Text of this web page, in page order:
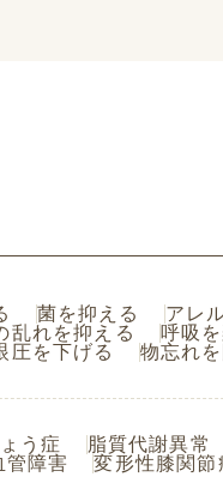
菌を抑える アレ
乱れを抑える 呼吸
圧を下げる 物忘れ
う症 脂質代謝異常
管障害 変形性膝関節